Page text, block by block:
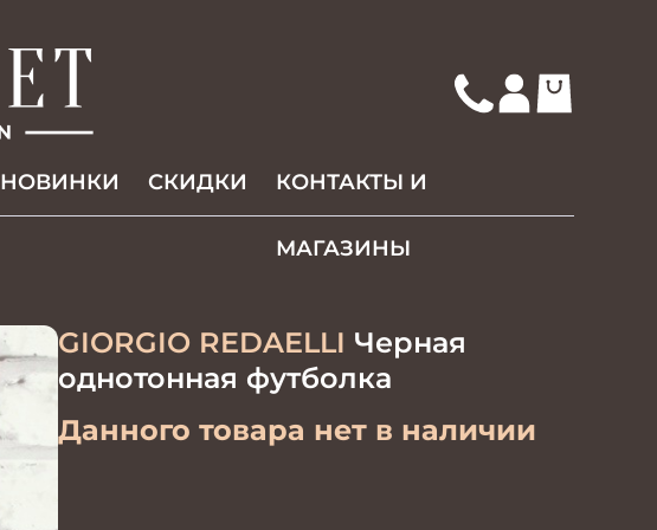
НОВИНКИ СКИДКИ КОНТАКТЫ И
МАГАЗИНЫ
GIORGIO REDAELLI Черная
однотонная футболка
Данного товара нет в наличии